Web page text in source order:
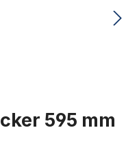
595 mm